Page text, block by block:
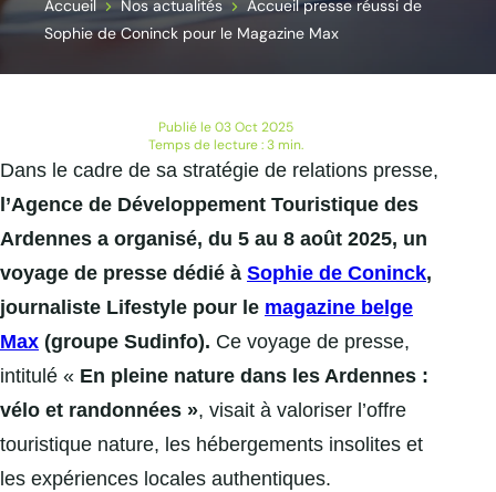
Accueil Nos actualités
Accueil presse réussi de
Sophie de Coninck pour le Magazine Max
Publié le 03 Oct 2025
Temps de lecture : 3 min.
Dans le cadre de sa stratégie de relations presse,
l’Agence de Développement Touristique des
Ardennes a organisé, du 5 au 8 août 2025, un
voyage de presse dédié à Sophie de Coninck,
journaliste Lifestyle pour le magazine belge
Max (groupe Sudinfo). Ce voyage de presse,
intitulé « En pleine nature dans les Ardennes :
vélo et randonnées », visait à valoriser l’offre
touristique nature, les hébergements insolites et
les expériences locales authentiques.